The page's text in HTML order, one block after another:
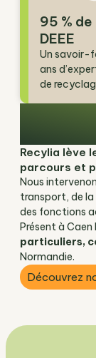
95 %
DEEE
Un savoir-
ans
de
Recylia lève
parcours et
Nous
transport, de
des fonctions
Présent à Caen
particuliers,
Normandie.
Découvrez